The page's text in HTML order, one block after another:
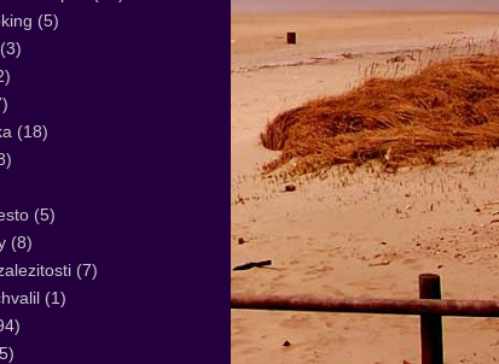
(5)
(3)
(18)
(5)
(8)
(7)
(1)